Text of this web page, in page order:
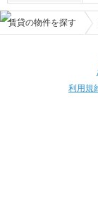
賃貸の物件を探す
利用規